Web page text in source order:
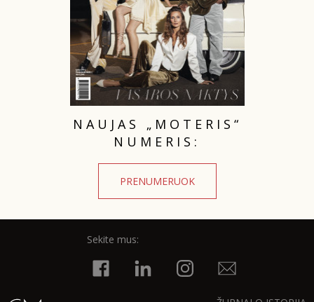
NAUJAS „MOTERIS“
NUMERIS:
PRENUMERUOK
Sekite mus: